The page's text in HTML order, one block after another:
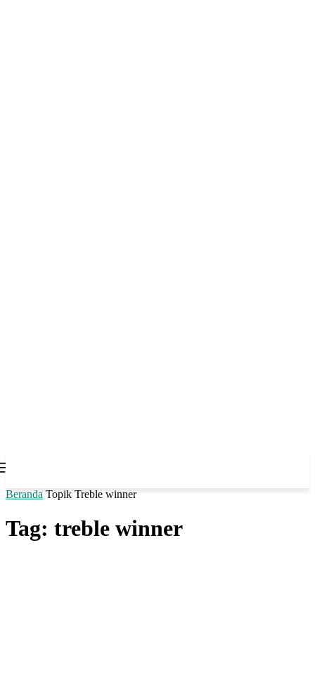
Beranda Topik Treble winner
Tag: treble winner